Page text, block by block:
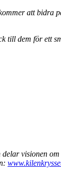
att bidra
till dem för ett
visionen